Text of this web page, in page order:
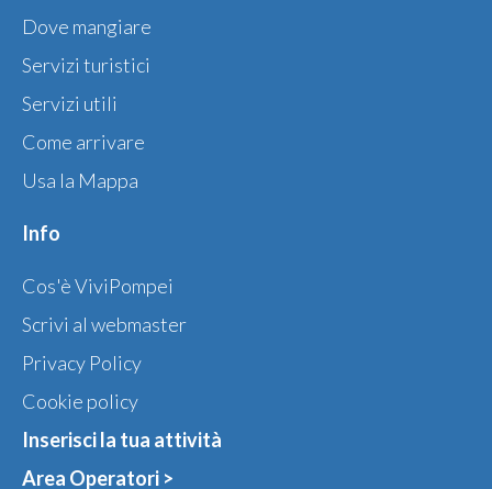
Dove mangiare
Servizi turistici
Servizi utili
Come arrivare
Usa la Mappa
Info
Cos'è ViviPompei
Scrivi al webmaster
Privacy Policy
Cookie policy
Inserisci la tua attività
Area Operatori >